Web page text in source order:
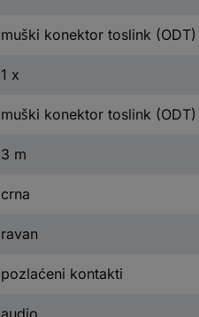
muški konektor toslink (ODT)
1 x
muški konektor toslink (ODT)
3 m
crna
ravan
pozlaćeni kontakti
audio